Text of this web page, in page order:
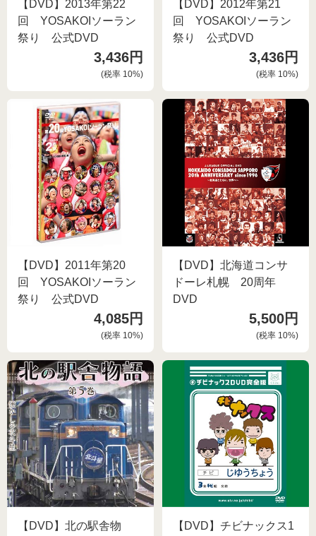
【DVD】2013年第22
回 YOSAKOIソーラン
祭り 公式DVD
3,436円
(税率 10%)
【DVD】2012年第21
回 YOSAKOIソーラン
祭り 公式DVD
3,436円
(税率 10%)
【DVD】2011年第20
回 YOSAKOIソーラン
祭り 公式DVD
4,085円
(税率 10%)
【DVD】北海道コンサ
ドーレ札幌 20周年
DVD
5,500円
(税率 10%)
【DVD】北の駅舎物
【DVD】チビナックス1